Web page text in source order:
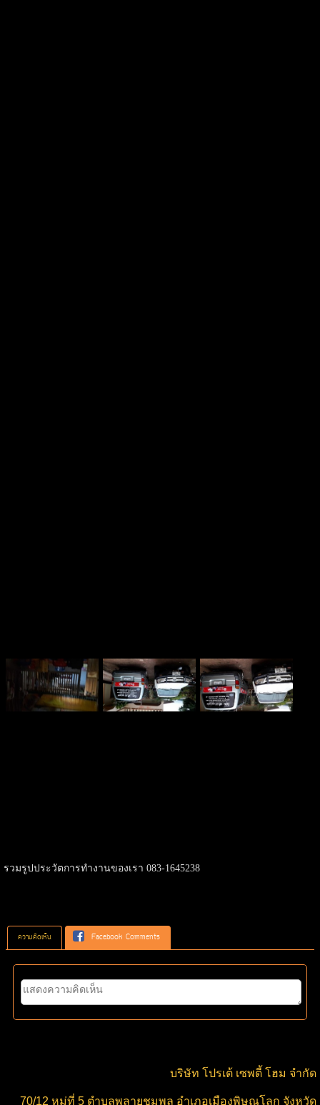
รวมรูปประวัตการทำงานของเรา 083-1645238
ความคิดเห็น Facebook Comments
บริษัท โปรเต้ เซพตี้ โฮม จำกัด
70/12 หมู่ที่ 5 ตำบลพลายชุมพล อำเภอเมืองพิษณุโลก จังหวัด